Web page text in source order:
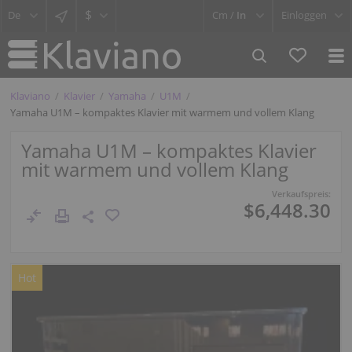
$ Cm / In Einloggen
Klaviano Klavier Yamaha
U1M
Yamaha U1M – kompaktes Klavier mit warmem und vollem Klang
Yamaha U1M – kompaktes Klavier
mit warmem und vollem Klang
Verkaufspreis:
$6,448.30
Hot